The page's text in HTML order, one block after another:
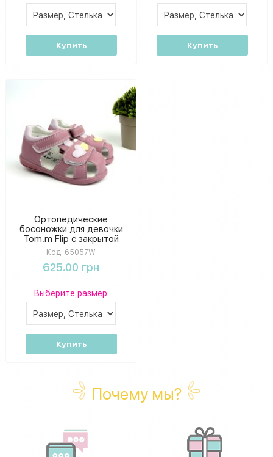
Купить Купить
Ортопедические
босоножки для девочки
Tom.m Flip с закрытой
пяткой и носком
Код: 65057W
625.00 грн
Выберите размер:
Купить
Почему мы?